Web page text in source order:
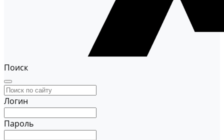
Поиск
Логин
Пароль